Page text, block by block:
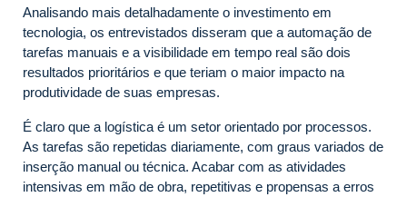
Analisando mais detalhadamente o investimento em
tecnologia, os entrevistados disseram que a automação de
tarefas manuais e a visibilidade em tempo real são dois
resultados prioritários e que teriam o maior impacto na
produtividade de suas empresas.
É claro que a logística é um setor orientado por processos.
As tarefas são repetidas diariamente, com graus variados de
inserção manual ou técnica. Acabar com as atividades
intensivas em mão de obra, repetitivas e propensas a erros